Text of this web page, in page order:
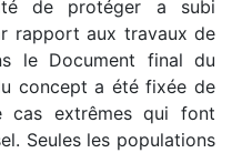
de protéger a subi
rapport aux travaux de
le Document final du
concept a été fixée de
cas extrêmes qui font
Seules les populations